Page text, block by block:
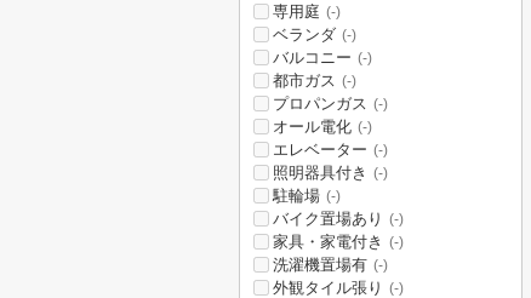
専用庭 (-)
ベランダ (-)
バルコニー (-)
都市ガス (-)
プロパンガス (-)
オール電化 (-)
エレベーター (-)
照明器具付き (-)
駐輪場 (-)
バイク置場あり (-)
家具・家電付き (-)
洗濯機置場有 (-)
外観タイル張り (-)